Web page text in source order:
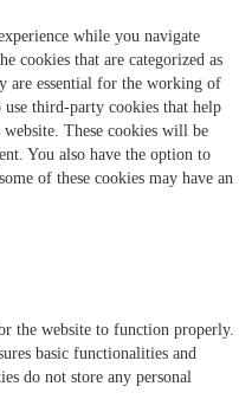
while you navigate
cookies that are categorized as
are essential for the working of
third-party cookies that help
website. These cookies will be
You also have the option to
of these cookies may have an
the website to function properly.
basic functionalities and
do not store any personal